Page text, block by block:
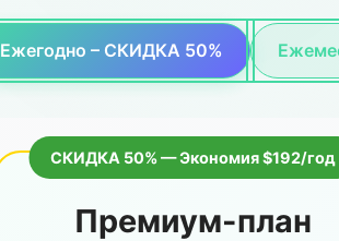
Ежегодно – СКИДКА 50%
СКИДКА 50% — Экономия $192/год
Премиум-план